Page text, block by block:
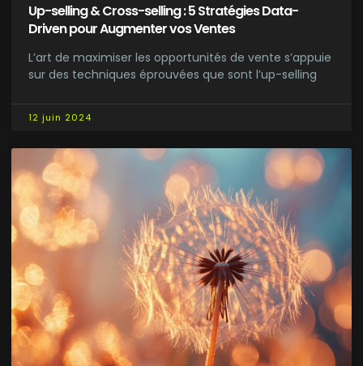
Up-selling & Cross-selling : 5 Stratégies Data-
Driven pour Augmenter vos Ventes
L’art de maximiser les opportunités de vente s’appuie
sur des techniques éprouvées que sont l’up-selling
12 juin 2024